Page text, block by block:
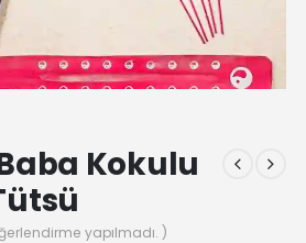
Kokulu
yapılmadı. )